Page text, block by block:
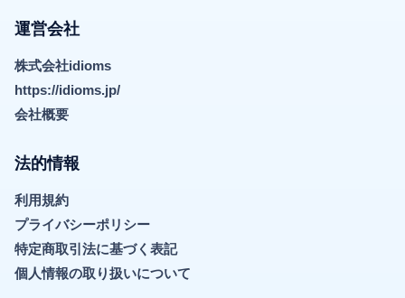
運営会社
株式会社idioms
https://idioms.jp/
会社概要
法的情報
利用規約
プライバシーポリシー
特定商取引法に基づく表記
個人情報の取り扱いについて